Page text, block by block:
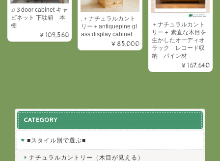
♫３door cabinet キャ
ビネット 下駄箱 本
棚
¥109,560
.＋ナチュラルカント
リー＋antiquepine gl
ass display cabinet
¥85,000
＋ナチュラルカント
リー＋ 素直な木目を
生かしたオーディオ
ラック レコード収
納 パイン材
¥167,640
CATEGORY
■スタイル別で選ぶ■
ナチュラルカントリー（木目が見える）